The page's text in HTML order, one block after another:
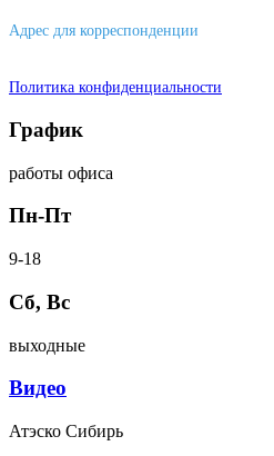
Адрес для корреспонденции
Политика конфиденциальности
График
работы офиса
Пн-Пт
9-18
Сб, Вс
выходные
Видео
Атэско Сибирь